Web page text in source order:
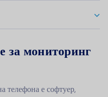
за мониторинг
телефона е софтуер,